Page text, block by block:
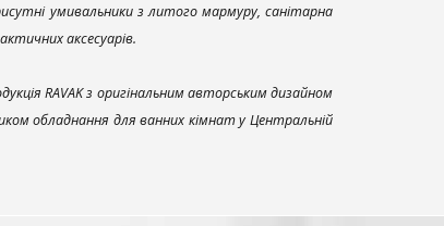
умивальники з литого мармуру, санітарна
аксесуарів.
RAVAK з оригінальним авторським дизайном
обладнання для ванних кімнат у Центральній